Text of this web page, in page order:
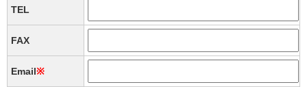
TEL
FAX
Email※